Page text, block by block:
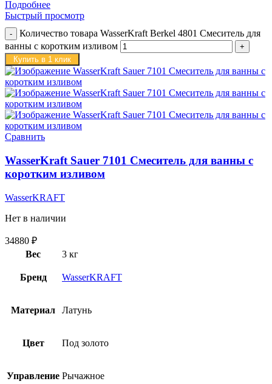
Подробнее
Быстрый просмотр
Количество товара WasserKraft Berkel 4801 Смеситель для
ванны с коротким изливом
Купить в 1 клик
Сравнить
WasserKraft Sauer 7101 Смеситель для ванны с
коротким изливом
WasserKRAFT
Нет в наличии
34880 ₽
Вес
3 кг
Бренд WasserKRAFT
Материал Латунь
Цвет Под золото
Управление Рычажное